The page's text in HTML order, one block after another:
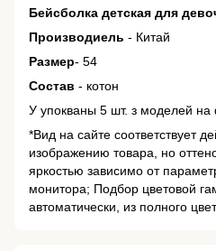
Бейсболка детская для
Производиель - Китай
Размер- 54
Состав - котон
У упокваны 5 шт. з моделей на
*Вид на сайте соответствует
изображению товара, но
яркостью зависимо от
монитора; Подбор цветовой
автоматически, из полного